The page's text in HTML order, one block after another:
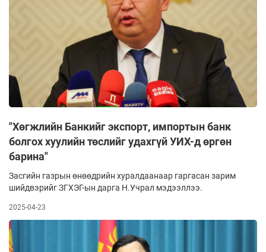
"Хөгжлийн Банкийг экспорт, импортын банк
болгох хуулийн төслийг удахгүй УИХ-д өргөн
барина"
Засгийн газрын өнөөдрийн хуралдаанаар гаргасан зарим
шийдвэрийг ЗГХЭГ-ын дарга Н.Учрал мэдээллээ.
2025-04-23